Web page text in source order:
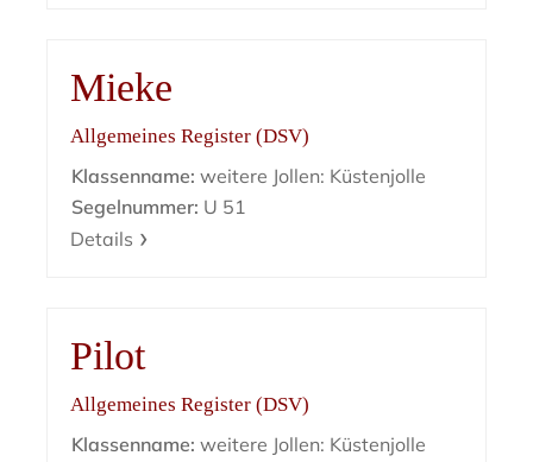
Mieke
Allgemeines Register (DSV)
Klassenname: weitere Jollen: Küstenjolle
Segelnummer: U 51
Details
Pilot
Allgemeines Register (DSV)
Klassenname: weitere Jollen: Küstenjolle